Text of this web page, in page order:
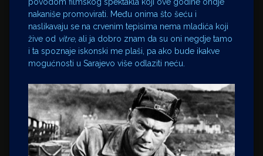
nakaniše promovirati. Među onima što šeću i
naslikavaju se na crvenim tepisima nema mladića koji
žive od vitre, ali ja dobro znam da su oni negdje tamo
i ta spoznaje iskonski me plaši, pa ako bude ikakve
mogućnosti u Sarajevo više odlaziti neću.